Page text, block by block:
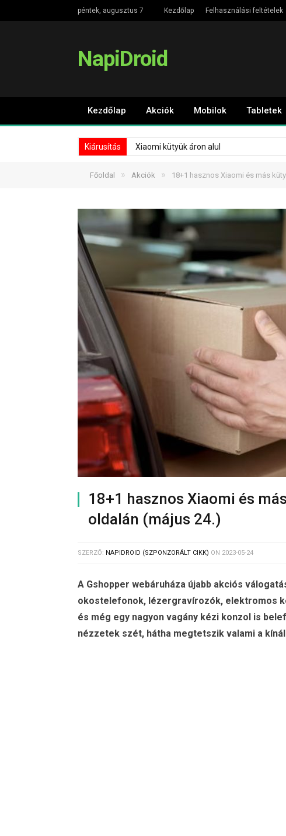
péntek, augusztus 7 Kezdőlap Felhasználási feltételek
NapiDroid
Kezdőlap Akciók Mobilok Tabletek
Kiárusítás Xiaomi kütyük áron alul
Főoldal » Akciók » 18+1 hasznos Xiaomi és más
18+1 hasznos Xiaomi és
oldalán (május 24.)
SZERZŐ: NAPIDROID (SZPONZORÁLT CIKK) ON 2023-05-24
A Gshopper webáruháza újabb akciós
okostelefonok, lézergravírozók, elektromos
és még egy nagyon vagány kézi konzol is
nézzetek szét, hátha megtetszik valami a